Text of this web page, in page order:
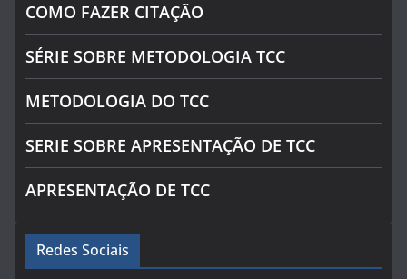
COMO FAZER CITAÇÃO
SÉRIE SOBRE METODOLOGIA TCC
METODOLOGIA DO TCC
SERIE SOBRE APRESENTAÇÃO DE TCC
APRESENTAÇÃO DE TCC
Redes Sociais